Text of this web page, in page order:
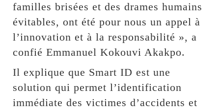
familles brisées et des drames humains
évitables, ont été pour nous un appel à
l’innovation et à la responsabilité », a
confié Emmanuel Kokouvi Akakpo.
Il explique que Smart ID est une
solution qui permet l’identification
immédiate des victimes d’accidents et